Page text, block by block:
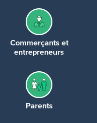
Commerçants et
entrepreneurs
Parents